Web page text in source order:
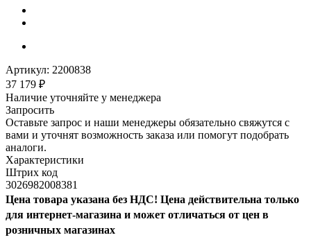
Артикул: 2200838
37 179 ₽
Наличие уточняйте у менеджера
Запросить
Оставьте запрос и наши менеджеры обязательно свяжутся с
вами и уточнят возможность заказа или помогут подобрать
аналоги.
Характеристики
Штрих код
3026982008381
Цена товара указана без НДС! Цена действительна только
для интернет-магазина и может отличаться от цен в
розничных магазинах